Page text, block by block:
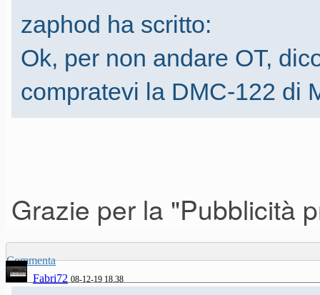
zaphod ha scritto:
Ok, per non andare OT,
compratevi la DMC-122 di
Grazie per la "Pubblicità
Commenta
Fabri72 08-12-19 18.38